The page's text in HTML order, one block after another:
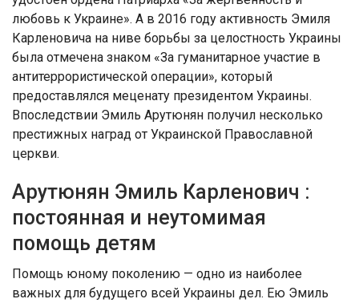
любовь к Украине». А в 2016 году активность Эмиля
Карленовича на ниве борьбы за целостность Украины
была отмечена знаком «За гуманитарное участие в
антитеррористической операции», который
предоставлялся меценату президентом Украины.
Впоследствии Эмиль Арутюнян получил несколько
престижных наград от Украинской Православной
церкви.
Арутюнян Эмиль Карленович :
постоянная и неутомимая
помощь детям
Помощь юному поколению — одно из наиболее
важных для будущего всей Украины дел. Ею Эмиль